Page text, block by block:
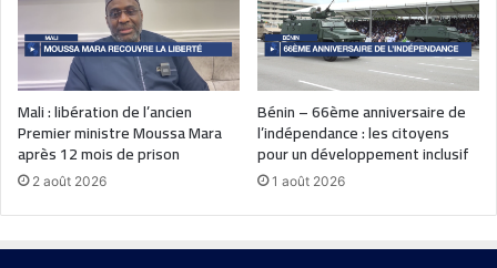
Mali : libération de l’ancien
Premier ministre Moussa Mara
après 12 mois de prison
2 août 2026
Bénin – 66ème anniversaire de
l’indépendance : les citoyens
pour un développement inclusif
1 août 2026